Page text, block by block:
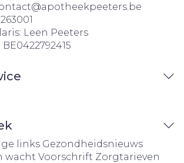
apotheekpeeters.be
263001
Leen Peeters
BE0422792415
links Gezondheidsnieuws
wacht Voorschrift Zorgtarieven